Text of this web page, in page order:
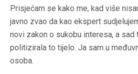
Prisjećam se kako me, kad više
javno zvao da kao ekspert
novi zakon o sukobu interesa, a sad
politizirala to tijelo. Ja sam u
osoba.